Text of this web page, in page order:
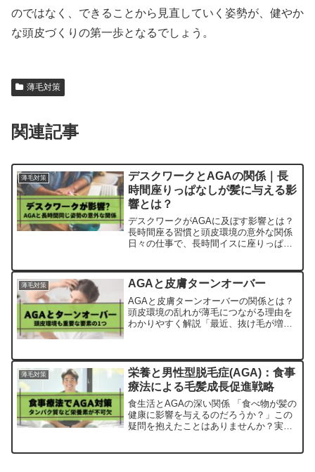
のではなく、できることから見直していく姿勢が、健やか
な頭皮づくりの第一歩となるでしょう。
薄毛対策
関連記事
薄毛対策
デスクワークとAGAの関係｜長
時間座りっぱなしが髪に与える影
響とは？
デスクワークがAGAに及ぼす影響とは？
長時間座る習慣と頭皮環境の意外な関係
日々の仕事で、長時間イスに座りっぱな
多くの現代人にとって当たり前のスタイ
ルです。しかし、このよ...
薄毛対策 AGAと皮膚ターンオーバー
AGAと皮膚ターンオーバーの関係とは？
頭皮環境の乱れが薄毛につながる理由を
わかりやすく解説「最近、抜け毛が増え
係を心配する方は少なくありません。髪
そのものに注目しがち...
薄毛対策
栄養と男性型脱毛症(AGA)：食事
療法による毛髪成長促進戦略
食生活とAGAの深い関係 「食べ物が髪の
健康に影響を与えるのだろうか？」この
疑問を抱えたことはありませんか？実